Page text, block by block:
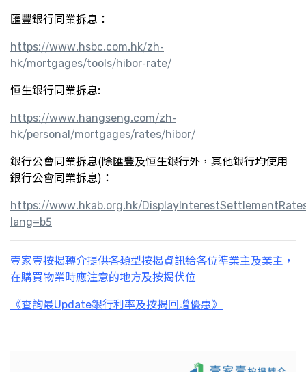
匯豐銀行同業拆息：
https://www.hsbc.com.hk/zh-
hk/mortgages/tools/hibor-rate/
恒生銀行同業拆息:
https://www.hangseng.com/zh-
hk/personal/mortgages/rates/hibor/
銀行公會同業拆息(除匯豐及恒生銀行外，其他銀行均使用
銀行公會同業拆息)：
https://www.hkab.org.hk/
lang=b5
壹家壹按揭轉介提供各類型按揭資訊給各位準業主及業主，
在購買物業時應注意的地方及按揭伏位
《查詢最Update銀行利率及按揭回贈優惠》